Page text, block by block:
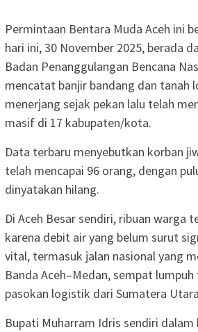
​Permintaan Bentara Muda Aceh ini
hari ini, 30 November 2025, berada
Badan Penanggulangan Bencana
mencatat banjir bandang dan tanah
menerjang sejak pekan lalu telah
masif di 17 kabupaten/kota.
​Data terbaru menyebutkan korban
telah mencapai 96 orang, dengan
dinyatakan hilang.
Di Aceh Besar sendiri, ribuan warga
karena debit air yang belum surut
vital, termasuk jalan nasional yang
Banda Aceh–Medan, sempat
pasokan logistik dari Sumatera
​Bupati Muharram Idris sendiri dalam